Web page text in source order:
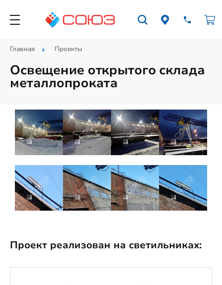
Главная Проекты
Освещение открытого склада
металлопроката
Проект реализован на светильниках: